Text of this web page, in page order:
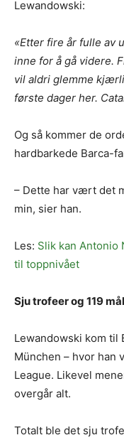
Lewandowski:
«Etter fire år fulle av
inne for å gå videre.
vil aldri glemme
første dager her.
Og så kommer de
hardbarkede Barca-
– Dette har vært det
min, sier han.
Les: Slik kan Antonio
til toppnivået
Sju trofeer og 119
Lewandowski kom til
München – hvor han
League. Likevel
overgår alt.
Totalt ble det sju